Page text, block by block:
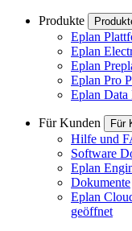
Produkte
Eplan
Eplan
Eplan
Eplan Pro
Eplan Data
Für Kunden Für
Hilfe und
Software
Eplan
Dokumente
Eplan
geöffnet